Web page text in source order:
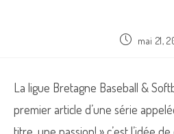
Publication
mai 21,
La ligue Bretagne Baseball &
premier article d’une série